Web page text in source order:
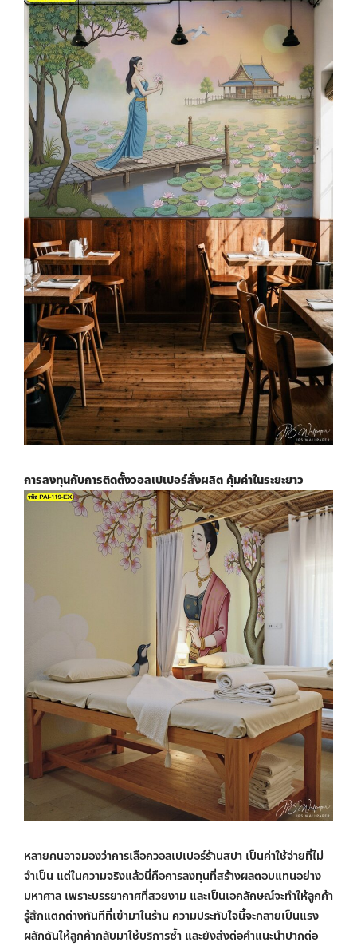
การลงทุนกับการติดตั้งวอลเปเปอร์สั่งผลิตคุ้มค่าในระยะยาว
หลายคนอาจมองว่าการเลือกวอลเปเปอร์ร้านสปา เป็นค่าใช้จ่ายที่ไม่
จำเป็น แต่ในความจริงแล้วนี่คือการลงทุนที่สร้างผลตอบแทนอย่าง
มหาศาล เพราะบรรยากาศที่สวยงาม และเป็นเอกลักษณ์จะทำให้ลูกค้า
รู้สึกแตกต่างทันทีที่เข้ามาในร้าน ความประทับใจนี้จะกลายเป็นแรง
ผลักดันให้ลูกค้ากลับมาใช้บริการซ้ำ และยังส่งต่อคำแนะนำปากต่อ